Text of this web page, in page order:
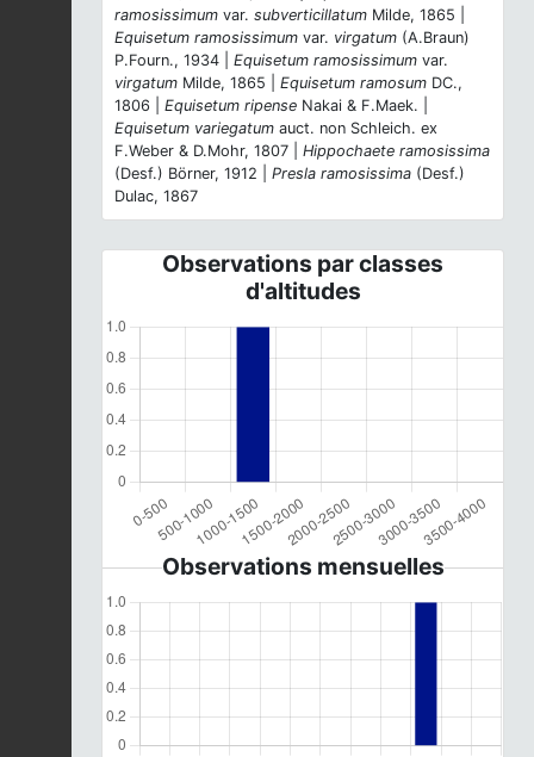
ramosissimum var. subverticillatum Milde, 1865 |
Equisetum ramosissimum var. virgatum (A.Braun)
P.Fourn., 1934 | Equisetum ramosissimum var.
virgatum Milde, 1865 | Equisetum ramosum DC.,
1806 | Equisetum ripense Nakai & F.Maek. |
Equisetum variegatum auct. non Schleich. ex
F.Weber & D.Mohr, 1807 | Hippochaete ramosissima
(Desf.) Börner, 1912 | Presla ramosissima (Desf.)
Dulac, 1867
Observations par classes
d'altitudes
Observations mensuelles